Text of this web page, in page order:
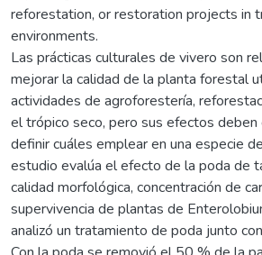
reforestation, or restoration projects in
environments.
Las prácticas culturales de vivero son
mejorar la calidad de la planta forestal
actividades de agroforestería,
el trópico seco, pero sus efectos deben
definir cuáles emplear en una especie
estudio evalúa el efecto de la poda de
calidad morfológica, concentración de
supervivencia de plantas de
analizó un tratamiento de poda junto